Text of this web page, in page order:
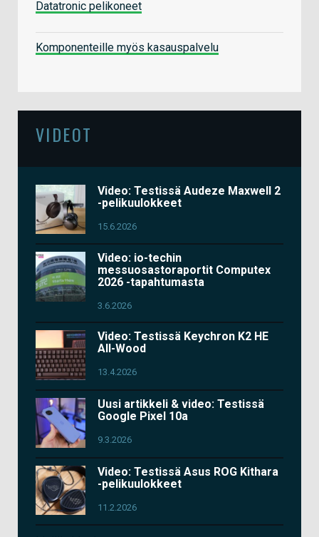
Datatronic pelikoneet
Komponenteille myös kasauspalvelu
VIDEOT
Video: Testissä Audeze Maxwell 2
-pelikuulokkeet
15.6.2026
Video: io-techin
messuosastoraportit Computex
2026 -tapahtumasta
3.6.2026
Video: Testissä Keychron K2 HE
All-Wood
13.4.2026
Uusi artikkeli & video: Testissä
Google Pixel 10a
9.3.2026
Video: Testissä Asus ROG Kithara
-pelikuulokkeet
11.2.2026